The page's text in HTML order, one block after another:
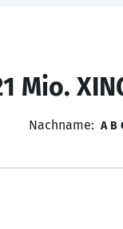
Mio.
Nachname: A B